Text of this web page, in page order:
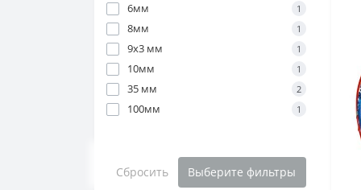
6мм 1
8мм 1
9х3 мм 1
10мм 1
35 мм 2
100мм 1
Сбросить Выберите фильтры